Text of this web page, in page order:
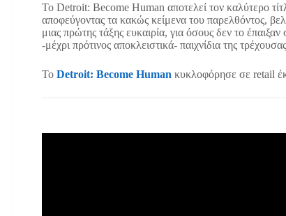
Το Detroit: Become Human αποτελεί τον καλύτερο
αποφεύγοντας τα κακώς κείμενα του παρελθόντος,
μιας πρώτης τάξης ευκαιρία, για όσους δεν το
-μέχρι πρότινος αποκλειστικά- παιχνίδια της
To Detroit: Become Human κυκλοφόρησε σε retail